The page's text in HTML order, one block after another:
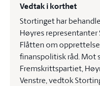
Vedtak i korthet
Stortinget har
Høyres representanter
Flåtten om
finanspolitisk råd. Mot
Fremskrittspartiet,
Venstre, vedtok